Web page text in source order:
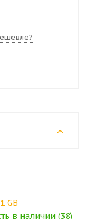
GB
в наличии (38)